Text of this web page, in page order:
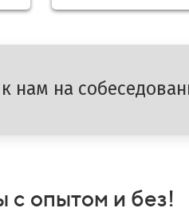
к нам на
с опытом и без!